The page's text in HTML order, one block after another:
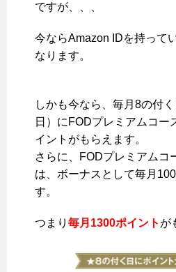
ですが、、、
今ならAmazon IDを持って
なります。
しかも今なら、毎月8の付
日）にFODプレミアムコー
イントがもらえます。
さらに、FODプレミアムコ
は、ボーナスとして毎月
す。
つまり 毎月1300ポイント が